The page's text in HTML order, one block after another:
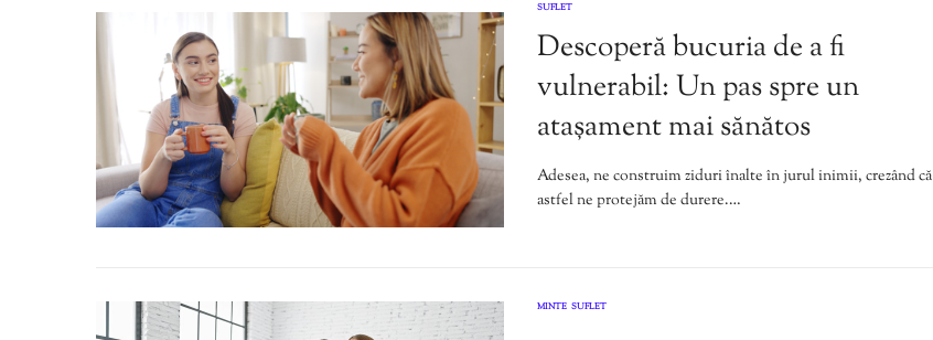
SUFLET
Descoperă bucuria de a fi
vulnerabil: Un pas spre un
atașament mai sănătos
Adesea, ne construim ziduri înalte în jurul inimii, crezând că
astfel ne protejăm de durere.…
MINTE SUFLET